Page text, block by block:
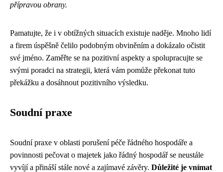
přípravou obrany.
Pamatujte, že i v obtížných situacích existuje naděje. Mnoho lidí
a firem úspěšně čelilo podobným obviněním a dokázalo očistit
své jméno. Zaměřte se na pozitivní aspekty a spolupracujte se
svými poradci na strategii, která vám pomůže překonat tuto
překážku a dosáhnout pozitivního výsledku.
Soudní praxe
Soudní praxe v oblasti porušení péče řádného hospodáře a
povinnosti pečovat o majetek jako řádný hospodář se neustále
vyvíjí a přináší stále nové a zajímavé závěry. Důležité je vnímat